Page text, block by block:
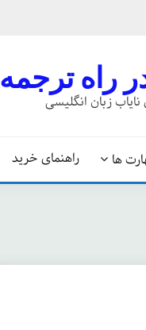
راه ترجمه
نایاب زبان انگلیسی
ها راهنمای خرید